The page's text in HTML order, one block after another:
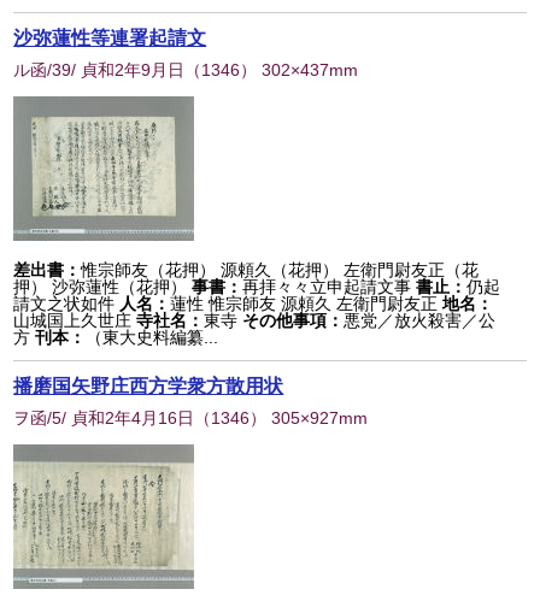
沙弥蓮性等連署起請文
ル函/39/ 貞和2年9月日 （1346） 302×437mm
差出書：惟宗師友（花押） 源頼久（花押） 左衛門尉友正（花
押） 沙弥蓮性（花押）
事書：再拝々々立申起請文事書止：仍起
請文之状如件 人名：蓮性 惟宗師友 源頼久 左衛門尉友正 地名：
山城国上久世庄 寺社名：東寺 その他事項： 悪党／放火殺害／公
方刊本： （東大史料編纂...
播磨国矢野庄西方学衆方散用状
ヲ函/5/ 貞和2年4月16日 （1346） 305×927mm